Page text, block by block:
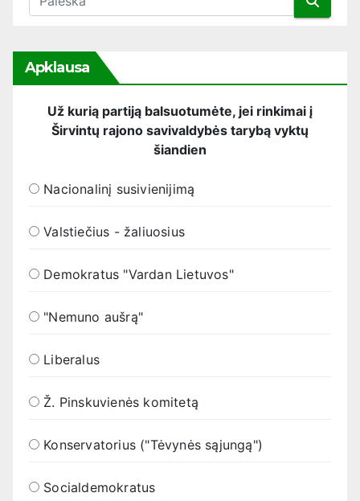
Apklausa
Už kurią partiją balsuotumėte, jei rinkimai į
Širvintų rajono savivaldybės tarybą vyktų
šiandien
Nacionalinį susivienijimą
Valstiečius - žaliuosius
Demokratus "Vardan Lietuvos"
"Nemuno aušrą"
Liberalus
Ž. Pinskuvienės komitetą
Konservatorius ("Tėvynės sąjungą")
Socialdemokratus